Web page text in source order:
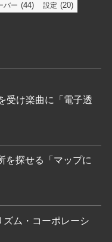
バー (44) 設定 (20)
受け楽曲に「電子透
を探せる「マップに
ズム・コーポレーシ